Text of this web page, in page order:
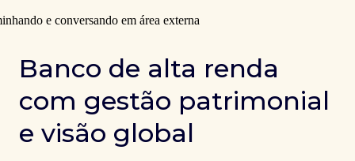
Banco de alta renda
com gestão patrimonial
e visão global